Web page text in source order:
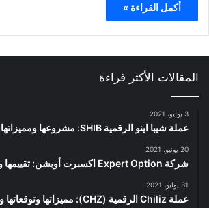
أكمل القراءة »
المقالات الأكثر قراءة
3 يوليو، 2021
عملة شيبا اينو الرقمية SHIB: مشروعها ومميزاتها ومستقبلها
20 يونيو، 2021
شركة Expert Option اكسبرت أوبشن: تقييمها ومصداقيتها
31 يوليو، 2021
عملة Chiliz الرقمية (CHZ): مميزاتها وتوقعاتها ومستقبلها